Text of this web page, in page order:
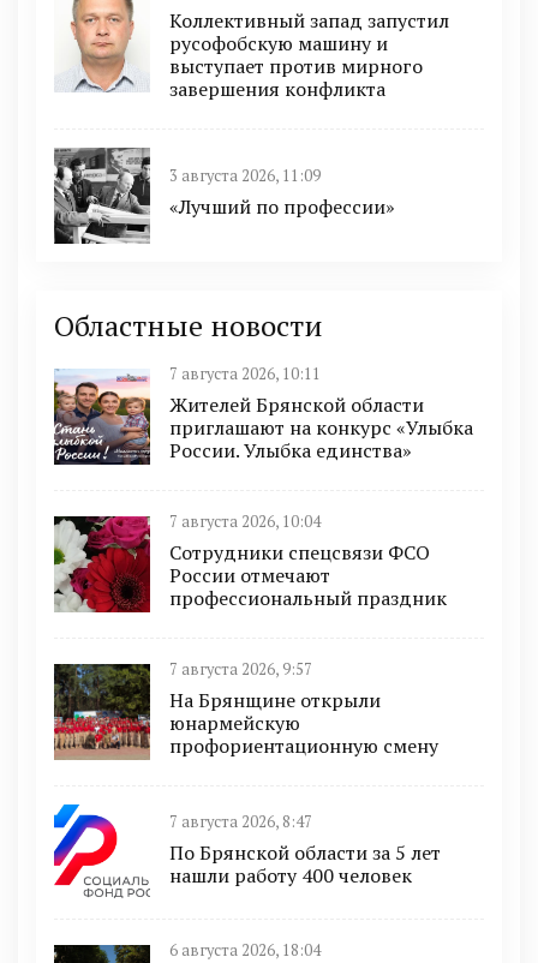
Коллективный запад запустил
русофобскую машину и
выступает против мирного
завершения конфликта
3 августа 2026, 11:09
«Лучший по профессии»
Областные новости
7 августа 2026, 10:11
Жителей Брянской области
приглашают на конкурс «Улыбка
России. Улыбка единства»
7 августа 2026, 10:04
Сотрудники спецсвязи ФСО
России отмечают
профессиональный праздник
7 августа 2026, 9:57
На Брянщине открыли
юнармейскую
профориентационную смену
7 августа 2026, 8:47
По Брянской области за 5 лет
нашли работу 400 человек
6 августа 2026, 18:04